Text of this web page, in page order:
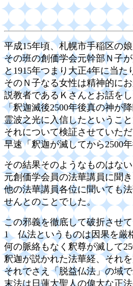
平成15年頃、札幌市手稲区の
その班の創価学会元幹部Ｎ子
と1915年つまり大正4年に当
そのＮ子なる女性は精神的に
説教者であるＫさんとお話を
「釈迦滅後2500年後真の神が
霊波之光に入信したというこ
それについて検証させていただ
早速「釈迦が滅してから2500
その結果そのようなものはな
元創価学会員の法華講員に聞
他の法華講員各位に聞いても
せんとのことでした。
この邪義を徹底して破折させ
1 仏法というものは因果を厳
何の脈絡もなく釈尊が滅して
釈迦が説かれた法華経、それ
それでさえ「脱益仏法」の域
末法は日蓮大聖人の偉大な正